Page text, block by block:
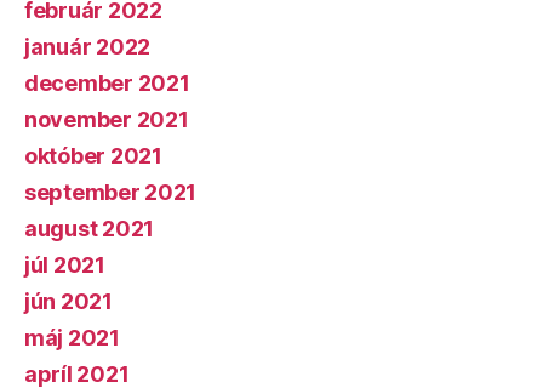
február 2022
január 2022
december 2021
november 2021
október 2021
september 2021
august 2021
júl 2021
jún 2021
máj 2021
apríl 2021